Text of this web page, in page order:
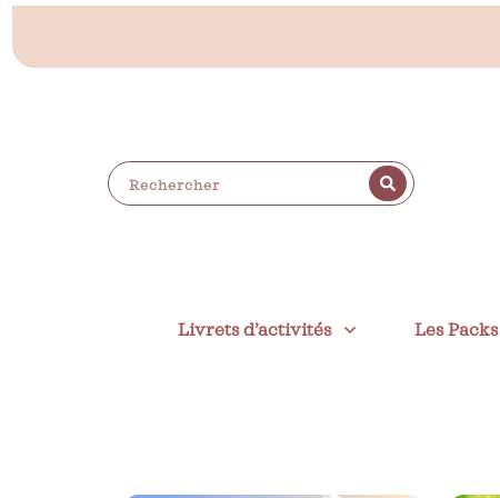
Livrets d’activités Les Packs